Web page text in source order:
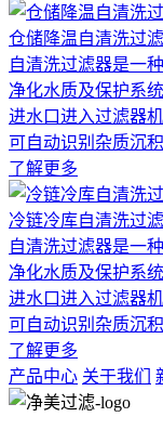
仓储降温自清洗过
自清洗过滤器是一
净化水质及保护系
进水口进入过滤器
可自动识别杂质沉
了解更多
冷链冷库自清洗过
自清洗过滤器是一
净化水质及保护系
进水口进入过滤器
可自动识别杂质沉
了解更多
产品中心 关于我们